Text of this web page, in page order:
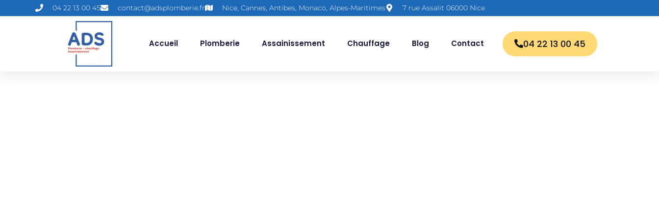
04 22 13 00 45 contact@adsplomberie.fr Nice, Cannes, Antibes, Monaco, Alpes-Maritimes 7 rue Assalit 06000 Nice
Accueil Plomberie Assainissement Chauffage Blog Contact 04 22 13 00 45